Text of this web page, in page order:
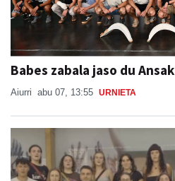
Babes zabala jaso du Ansak
Aiurri abu 07, 13:55 URNIETA